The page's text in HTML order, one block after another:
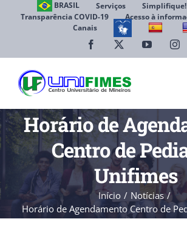
BRASIL Serviços Simplifique!
Transparência COVID-19
Acesso à
Canais
Facebook YouTube
Horário de
Centro de
Unifimes
Início
Notícias
Horário de Agendamento Centro de